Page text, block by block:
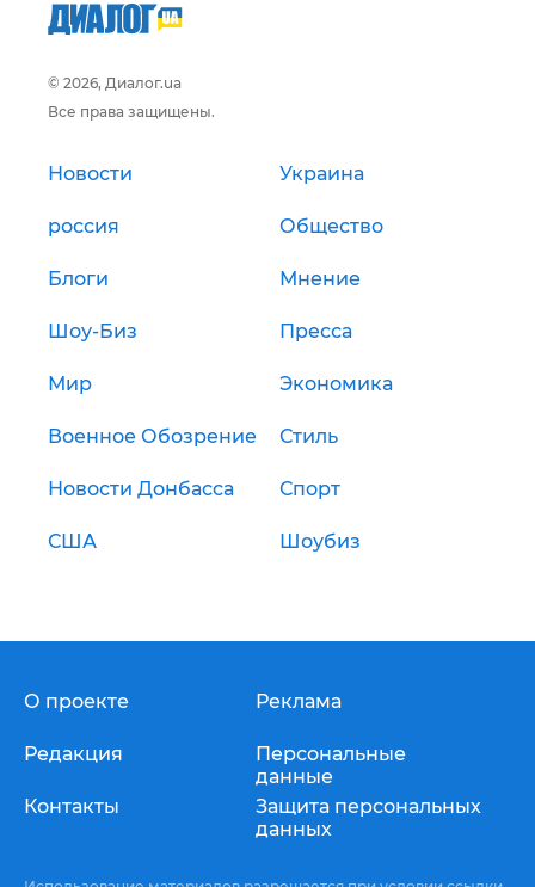
© 2026, Диалог.ua
Все права защищены.
Новости Украина
россия Общество
Блоги Мнение
Шоу-Биз Пресса
Мир Экономика
Военное Обозрение Стиль
Новости Донбасса Спорт
США Шоубиз
О проекте
Редакция
Контакты
Реклама
Персональные
данные
Защита персональных
данных